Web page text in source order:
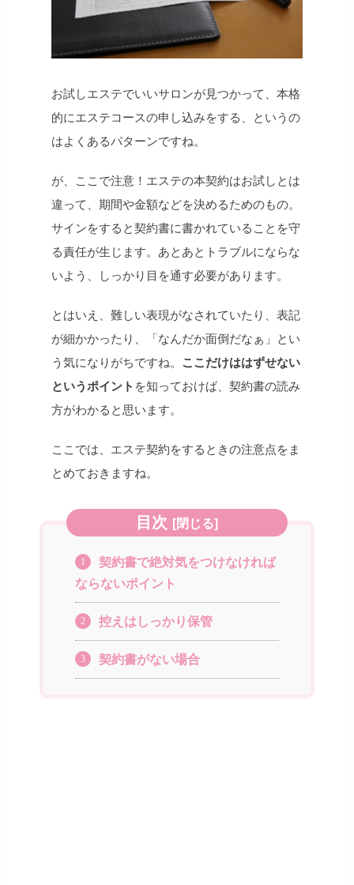
お試しエステでいいサロンが見つかって、本格
的にエステコースの申し込みをする、というの
はよくあるパターンですね。
が、ここで注意！エステの本契約はお試しとは
違って、期間や金額などを決めるためのもの。
サインをすると契約書に書かれていることを守
る責任が生じます。あとあとトラブルにならな
いよう、しっかり目を通す必要があります。
とはいえ、難しい表現がなされていたり、表記
が細かかったり、「なんだか面倒だなぁ」とい
う気になりがちですね。 ここだけははずせない
というポイント を知っておけば、契約書の読み
方がわかると思います。
ここでは、エステ契約をするときの注意点をま
とめておきますね。
目次 [閉じる]
1
契約書で絶対気をつけなければ
ならないポイント
2 控えはしっかり保管
3 契約書がない場合